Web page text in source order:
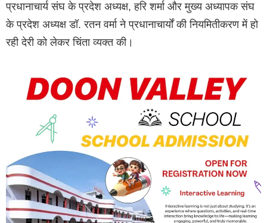
प्रधानाचार्य संघ के प्रदेश अध्यक्ष, हरि शर्मा और मुख्य अध्यापक संघ
के प्रदेश अध्यक्ष डॉ. रतन वर्मा ने प्रधानाचार्यों की नियमितीकरण में हो
रही देरी को लेकर चिंता व्यक्त की।